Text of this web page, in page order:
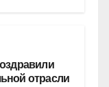
отрасли